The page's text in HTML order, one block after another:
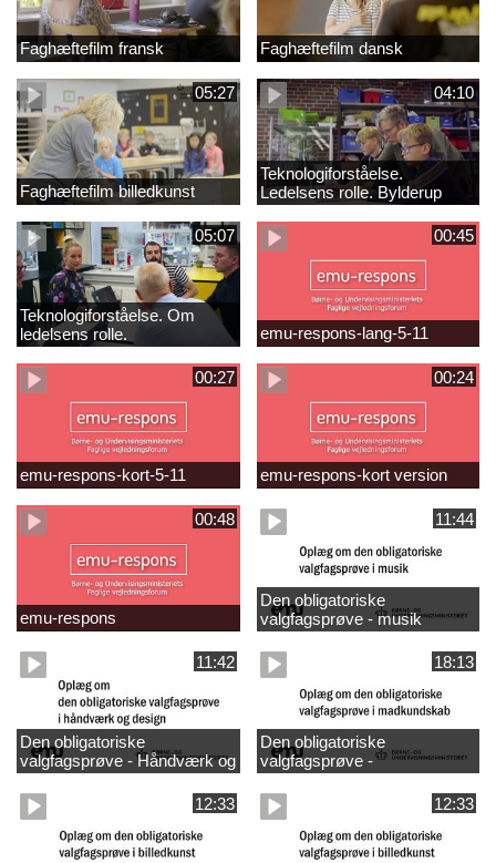
Faghæftefilm fransk Faghæftefilm dansk
05:27
Faghæftefilm billedkunst
04:10
Teknologiforståelse.
Ledelsens rolle. Bylderup
Skole
05:07
Teknologiforståelse. Om
ledelsens rolle.
Sofiendalskolen
00:45
emu-respons-lang-5-11
00:27
emu-respons-kort-5-11
00:24
emu-respons-kort version
00:48
emu-respons
11:44
Den obligatoriske
valgfagsprøve - musik
11:42
Den obligatoriske
valgfagsprøve - Håndværk og
design
18:13
Den obligatoriske
valgfagsprøve -
madkundskab
12:33
12:33